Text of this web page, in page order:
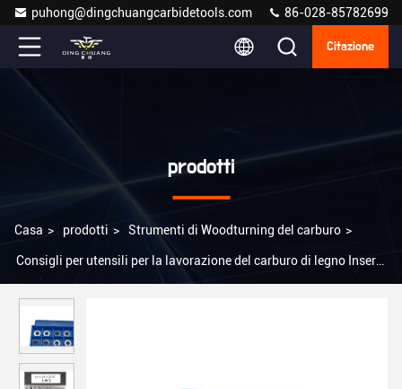
puhong@dingchuangcarbidetools.com 86-028-85782699
Citazione
prodotti
Casa > prodotti > Strumenti di Woodturning del carburo >
Consigli per utensili per la lavorazione del carburo di legno Inserti